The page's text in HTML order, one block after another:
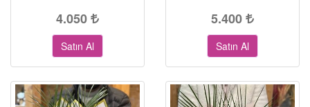
4.050
Satın Al
5.400
Satın Al